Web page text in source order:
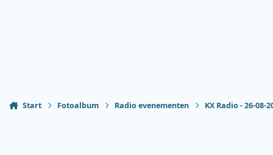
Start Fotoalbum Radio evenementen KX Radio - 26-08-